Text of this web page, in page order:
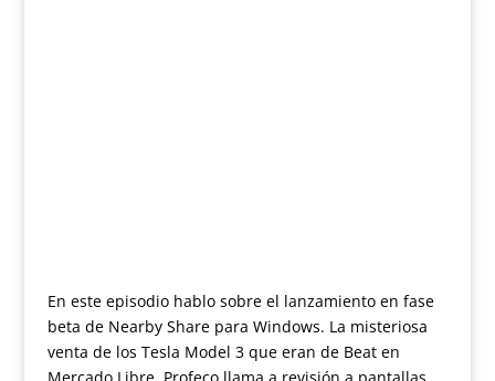
En este episodio hablo sobre el lanzamiento en fase
beta de Nearby Share para Windows. La misteriosa
venta de los Tesla Model 3 que eran de Beat en